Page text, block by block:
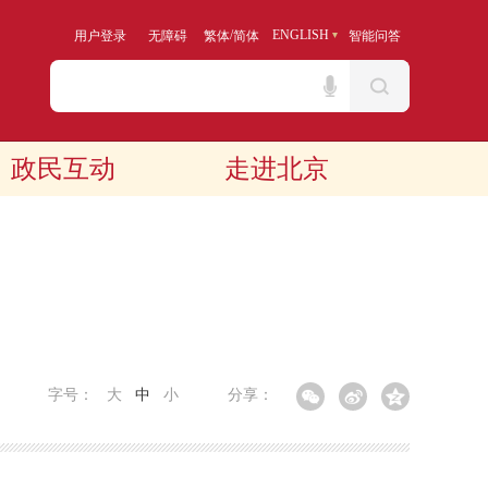
用户登录 无障碍 繁体/简体 ENGLISH 智能问答
政民互动 走进北京
分享：
字号： 大 中 小